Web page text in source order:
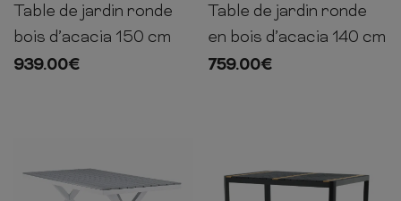
75cm 150cm 150cm
Table de jardin ronde
bois d’acacia 150 cm
939.00€
75cm 140cm 140cm
Table de jardin ronde
en bois d’acacia 140 cm
759.00€